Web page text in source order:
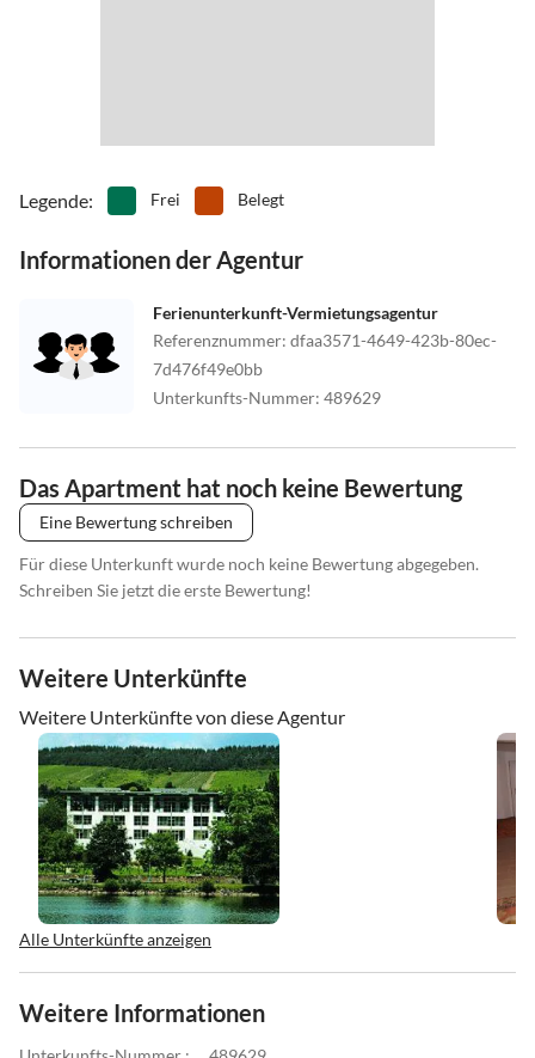
Legende: Frei Belegt
Informationen der Agentur
Ferienunterkunft-Vermietungsagentur
Referenznummer: dfaa3571-4649-423b-80ec-
7d476f49e0bb
Unterkunfts-Nummer: 489629
Das Apartment hat noch keine Bewertung
Eine Bewertung schreiben
Für diese Unterkunft wurde noch keine Bewertung abgegeben.
Schreiben Sie jetzt die erste Bewertung!
Weitere Unterkünfte
Weitere Unterkünfte von diese Agentur
Alle Unterkünfte anzeigen
Weitere Informationen